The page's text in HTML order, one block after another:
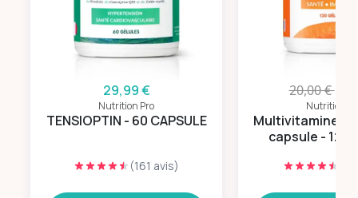
29,99 €
Nutrition Pro
TENSIOPTIN - 60 CAPSULE
(161 avis)
20,00 €
Nutrition
Multivitamine e
capsule -